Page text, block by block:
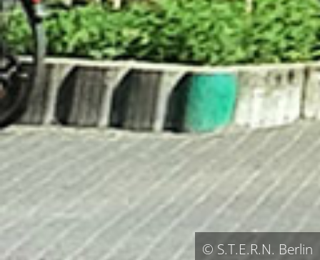
© S.T.E.R.N. Berlin